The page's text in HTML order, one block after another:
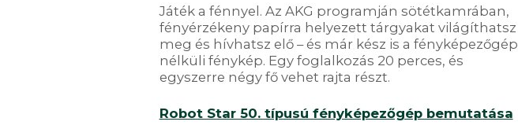
Játék a fénnyel. Az AKG programján sötétkamrában,
fényérzékeny papírra helyezett tárgyakat világíthatsz
meg és hívhatsz elő – és már kész is a fényképezőgép
nélküli fénykép. Egy foglalkozás 20 perces, és
egyszerre négy fő vehet rajta részt.
Robot Star 50. típusú fényképezőgép bemutatása